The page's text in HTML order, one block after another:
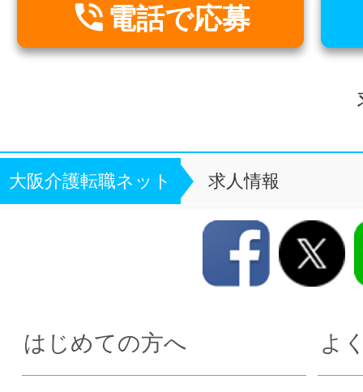
 電話で応募
大阪介護転職ネット 求人情報
はじめての方へ よ